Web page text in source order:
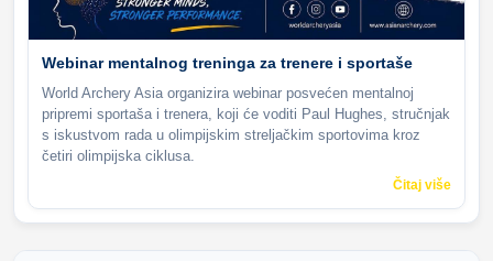
Webinar mentalnog treninga za trenere i sportaše
World Archery Asia organizira webinar posvećen mentalnoj
pripremi sportaša i trenera, koji će voditi Paul Hughes, stručnjak
s iskustvom rada u olimpijskim streljačkim sportovima kroz
četiri olimpijska ciklusa.
Čitaj više